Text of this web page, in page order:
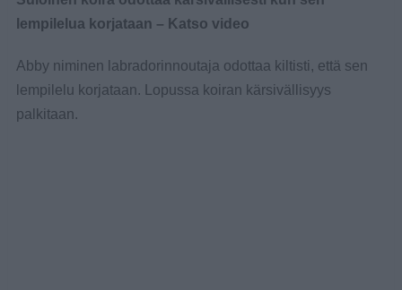
lempilelua korjataan – Katso video
Abby niminen labradorinnoutaja odottaa kiltisti, että sen
lempilelu korjataan. Lopussa koiran kärsivällisyys
palkitaan.